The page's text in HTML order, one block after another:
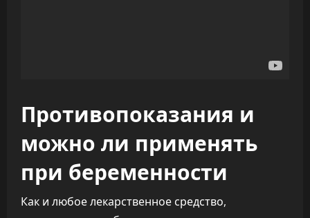
Противопоказания и
можно ли применять
при беременности
Как и любое лекарственное средство,